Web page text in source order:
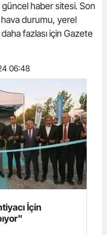
haber sitesi. Son
durumu, yerel
fazlası için Gazete
06:48
İçin